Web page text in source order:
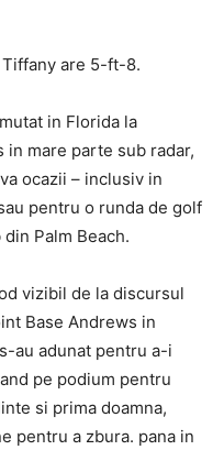
are 5-ft-8.
in Florida la
in mare parte sub radar,
ocazii – inclusiv in
pentru o runda de golf
Palm Beach.
vizibil de la discursul
Base Andrews in
au adunat pentru a-i
pe podium pentru
si prima doamna,
pentru a zbura. pana in